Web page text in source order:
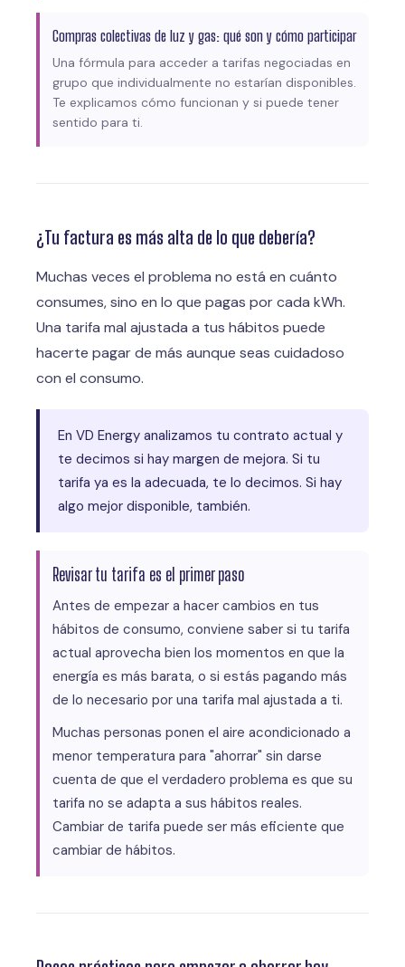
Compras colectivas de luz y gas: qué son y cómo participar
Una fórmula para acceder a tarifas negociadas en
grupo que individualmente no estarían disponibles.
Te explicamos cómo funcionan y si puede tener
sentido para ti.
¿Tu factura es más alta de lo que debería?
Muchas veces el problema no está en cuánto
consumes, sino en lo que pagas por cada kWh.
Una tarifa mal ajustada a tus hábitos puede
hacerte pagar de más aunque seas cuidadoso
con el consumo.
En VD Energy analizamos tu contrato actual y
te decimos si hay margen de mejora. Si tu
tarifa ya es la adecuada, te lo decimos. Si hay
algo mejor disponible, también.
Revisar tu tarifa es el primer paso
Antes de empezar a hacer cambios en tus
hábitos de consumo, conviene saber si tu tarifa
actual aprovecha bien los momentos en que la
energía es más barata, o si estás pagando más
de lo necesario por una tarifa mal ajustada a ti.
Muchas personas ponen el aire acondicionado a
menor temperatura para "ahorrar" sin darse
cuenta de que el verdadero problema es que su
tarifa no se adapta a sus hábitos reales.
Cambiar de tarifa puede ser más eficiente que
cambiar de hábitos.